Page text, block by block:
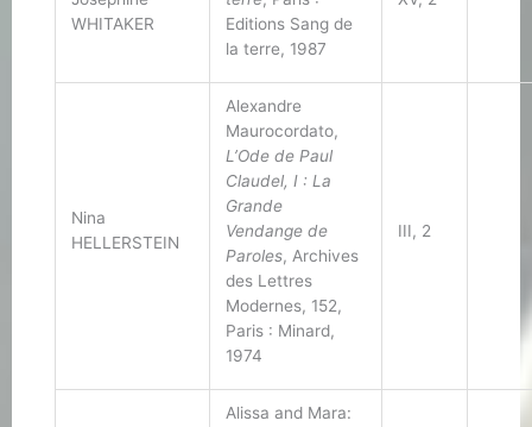
WHITAKER
Editions Sang de
la terre, 1987
Nina
HELLERSTEIN
Alexandre
Maurocordato,
L’Ode de Paul
Claudel, I : La
Grande
Vendange de
Paroles, Archives
des Lettres
Modernes, 152,
Paris : Minard,
1974
III, 2
Alissa and Mara: